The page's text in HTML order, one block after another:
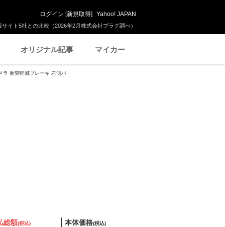
イト5社との比較（2026年2月株式会社プラグ調べ）
ログイン [新規取得] Yahoo! JAPAN
オリジナル記事 マイカー
ラ 衝突軽減ブレーキ 左側パ
総額(税込) 本体価格(税込)